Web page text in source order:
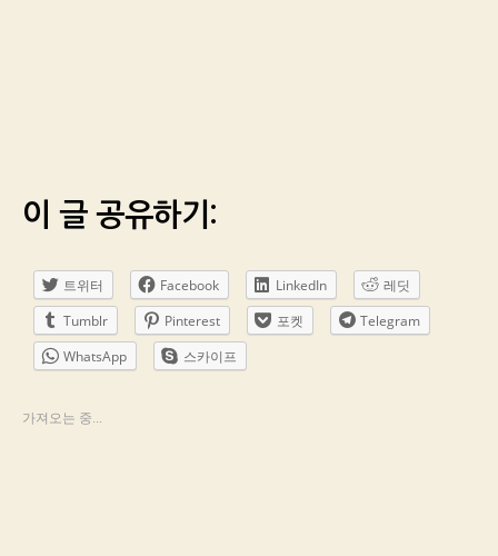
이 글 공유하기:
트위터 Facebook LinkedIn
레딧
Tumblr
Pinterest 포켓
Telegram
WhatsApp
스카이프
가져오는 중...